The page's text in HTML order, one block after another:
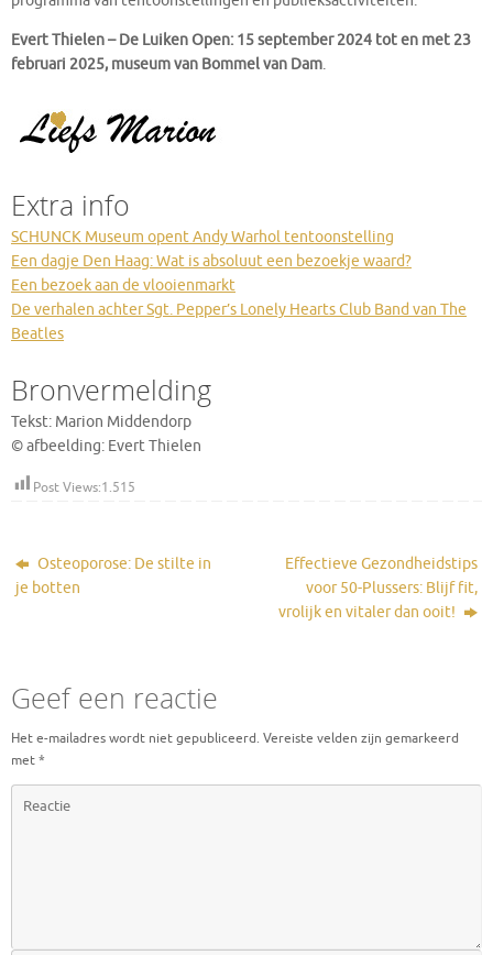
Evert Thielen – De Luiken Open: 15 september 2024 tot en met 23
februari 2025,​ museum van Bommel van Dam.
Extra info
SCHUNCK Museum opent Andy Warhol tentoonstelling
Een dagje Den Haag: Wat is absoluut een bezoekje waard?
Een bezoek aan de vlooienmarkt
De verhalen achter Sgt. Pepper’s Lonely Hearts Club Band van The
Beatles
Bronvermelding
Tekst: Marion Middendorp
© afbeelding: Evert Thielen
Post Views:1.515
Osteoporose: De stilte in
je botten
Effectieve Gezondheidstips
voor 50-Plussers: Blijf fit,
vrolijk en vitaler dan ooit!
Geef een reactie
Het e-mailadres wordt niet gepubliceerd. Vereiste velden zijn gemarkeerd
met*